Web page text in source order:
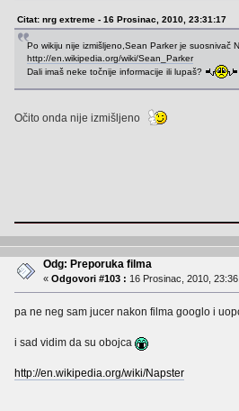
Citat: nrg extreme - 16 Prosinac, 2010, 23:31:17
Po wikiju nije izmišljeno,Sean Parker je suosnivač
http://en.wikipedia.org/wiki/Sean_Parker
Dali imaš neke točnije informacije ili lupaš?
Očito onda nije izmišljeno
Odg: Preporuka filma
«Odgovori #103 : 16 Prosinac, 2010,
pa ne neg sam jucer nakon filma googlo i
i sad vidim da su obojca
http://en.wikipedia.org/wiki/Napster